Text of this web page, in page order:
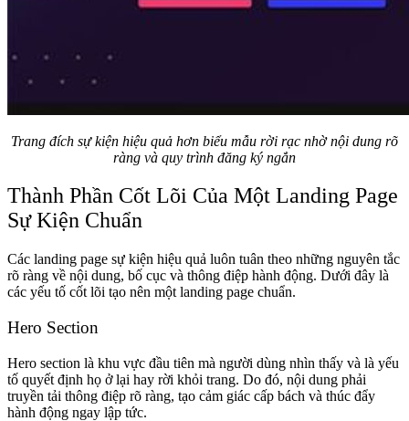
Trang đích sự kiện hiệu quả hơn biểu mẫu rời rạc nhờ nội dung rõ
ràng và quy trình đăng ký ngắn
Thành Phần Cốt Lõi Của Một Landing Page
Sự Kiện Chuẩn
Các landing page sự kiện hiệu quả luôn tuân theo những nguyên tắc
rõ ràng về nội dung, bố cục và thông điệp hành động. Dưới đây là
các yếu tố cốt lõi tạo nên một landing page chuẩn.
Hero Section
Hero section là khu vực đầu tiên mà người dùng nhìn thấy và là yếu
tố quyết định họ ở lại hay rời khỏi trang. Do đó, nội dung phải
truyền tải thông điệp rõ ràng, tạo cảm giác cấp bách và thúc đẩy
hành động ngay lập tức.